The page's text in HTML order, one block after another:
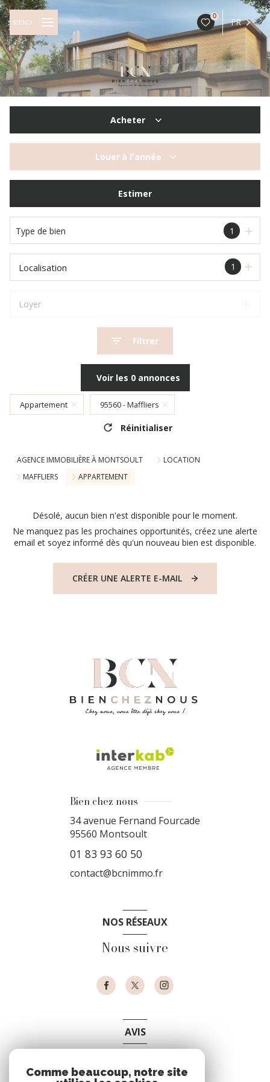
0
FR
MENU
Acheter
Louer à l'année
Estimer
Type de bien 1
1
Localisation
Loyer
Filtrer
Voir les 0annonces
Appartement 95560 - Maffliers
Réinitialiser
AGENCE IMMOBILIÈRE À MONTSOULT
LOCATION
MAFFLIERS
APPARTEMENT
Désolé, aucun bien n'est disponible pour le moment.
Ne manquez pas les prochaines opportunités, créez une alerte
email et soyez informé dès qu'un nouveau bien est disponible.
CRÉER UNE ALERTE E-MAIL
Bien chez nous
34 avenue Fernand Fourcade
95560 Montsoult
01 83 93 60 50
contact@bcnimmo.fr
NOS RÉSEAUX
Nous suivre
AVIS
Comme beaucoup, notre site